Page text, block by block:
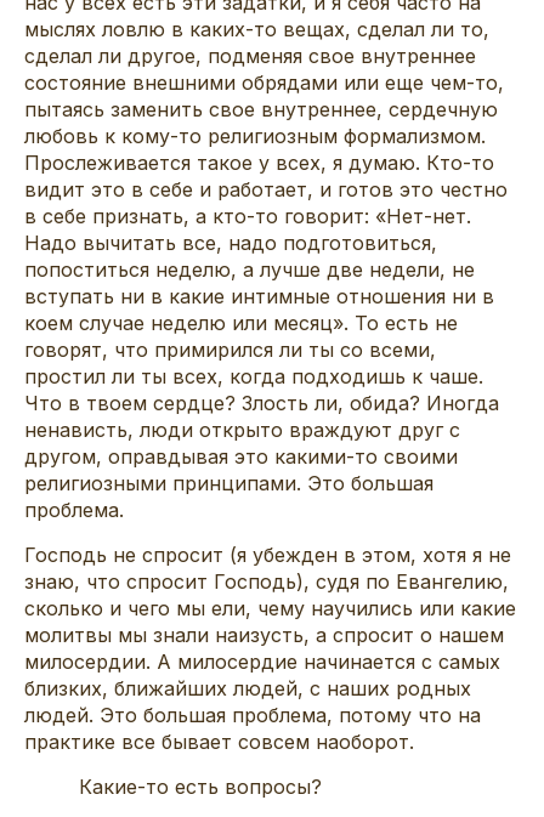
мыслях ловлю в каких-то вещах, сделал ли то,
сделал ли другое, подменяя свое внутреннее
состояние внешними обрядами или еще чем-то,
пытаясь заменить свое внутреннее, сердечную
любовь к кому-то религиозным формализмом.
Прослеживается такое у всех, я думаю. Кто-то
видит это в себе и работает, и готов это честно
в себе признать, а кто-то говорит: «Нет-нет.
Надо вычитать все, надо подготовиться,
попоститься неделю, а лучше две недели, не
вступать ни в какие интимные отношения ни в
коем случае неделю или месяц». То есть не
говорят, что примирился ли ты со всеми,
простил ли ты всех, когда подходишь к чаше.
Что в твоем сердце? Злость ли, обида? Иногда
ненависть, люди открыто враждуют друг с
другом, оправдывая это какими-то своими
религиозными принципами. Это большая
проблема.
Господь не спросит (я убежден в этом, хотя я не
знаю, что спросит Господь), судя по Евангелию,
сколько и чего мы ели, чему научились или какие
молитвы мы знали наизусть, а спросит о нашем
милосердии. А милосердие начинается с самых
близких, ближайших людей, с наших родных
людей. Это большая проблема, потому что на
практике все бывает совсем наоборот.
Какие-то есть вопросы?